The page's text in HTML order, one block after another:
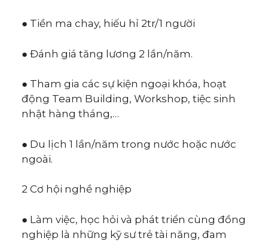
● Tiền ma chay, hiếu hỉ 2tr/1 người
● Đánh giá tăng lương 2 lần/năm.
● Tham gia các sự kiện ngoại khóa, hoạt
động Team Building, Workshop, tiệc sinh
nhật hàng tháng,…
● Du lịch 1 lần/năm trong nước hoặc nước
ngoài.
2 Cơ hội nghề nghiệp
● Làm việc, học hỏi và phát triển cùng đồng
nghiệp là những kỹ sư trẻ tài năng, đam